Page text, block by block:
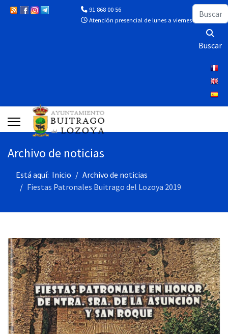
91 868 00 56
Atención presencial de lunes a viernes de 10:00 a
Buscar
Buscar
Archivo de noticias
Está aquí: Inicio
Archivo de noticias
Fiestas Patronales Buitrago del Lozoya 2019